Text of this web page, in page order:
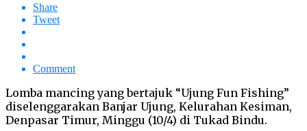
Share
Tweet
Comment
Lomba mancing yang bertajuk “Ujung Fun Fishing”
diselenggarakan Banjar Ujung, Kelurahan Kesiman,
Denpasar Timur, Minggu (10/4) di Tukad Bindu.